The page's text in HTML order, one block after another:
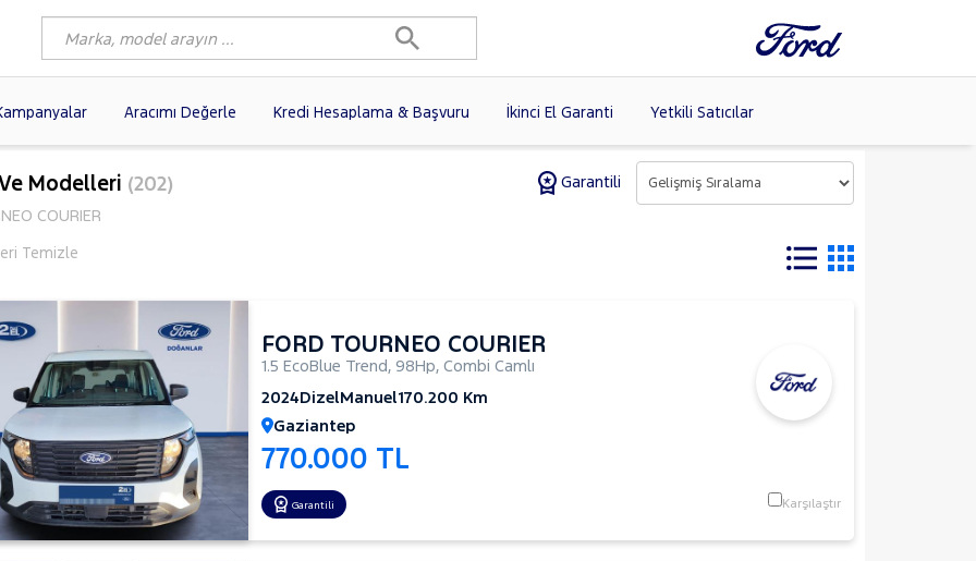
Aracımı Değerle Kredi Hesaplama & Başvuru İkinci El Garanti Yetkili Satıcılar
FIAT
(63)
(20)
Modelleri (202)
Garantili
COURIER
Temizle
FORD TOURNEO COURIER
1.5 EcoBlue Trend, 98Hp, Combi Camlı
2024DizelManuel170.200 Km
Gaziantep
770.000 TL
Garantili Karşılaştır